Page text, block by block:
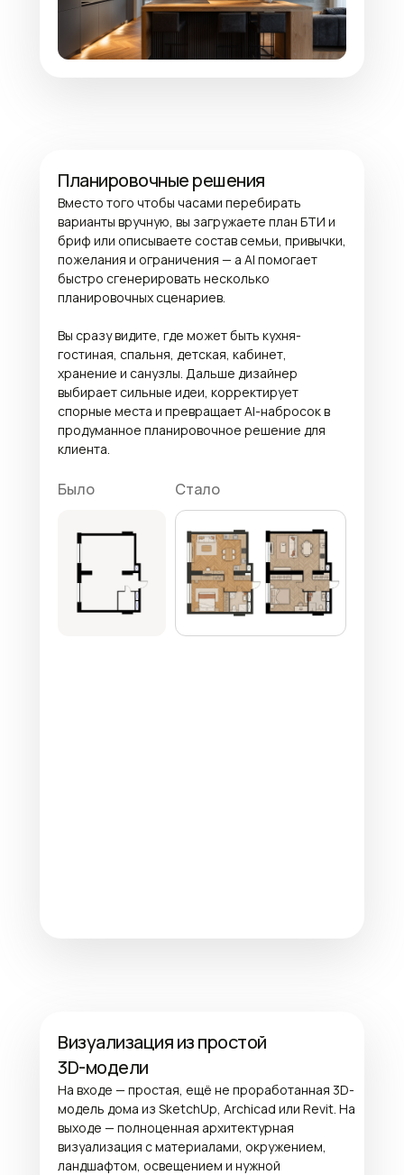
Планировочные решения
Вместо того чтобы часами перебирать
варианты вручную, вы загружаете план БТИ и
бриф или описываете состав семьи, привычки,
пожелания и ограничения — а AI помогает
быстро сгенерировать несколько
планировочных сценариев.
Вы сразу видите, где может быть кухня-
гостиная, спальня, детская, кабинет,
хранение и санузлы. Дальше дизайнер
выбирает сильные идеи, корректирует
спорные места и превращает AI-набросок в
продуманное планировочное решение для
клиента.
Стало
Было
Визуализация из простой
3D-модели
На входе — простая, ещё не проработанная 3D-
модель дома из SketchUp, Archicad или Revit. На
выходе — полноценная архитектурная
визуализация с материалами, окружением,
ландшафтом, освещением и нужной